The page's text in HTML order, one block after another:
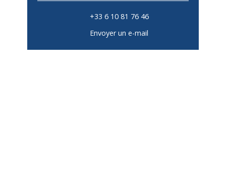
+33 6 10 81 76 46
Envoyer un e-mail